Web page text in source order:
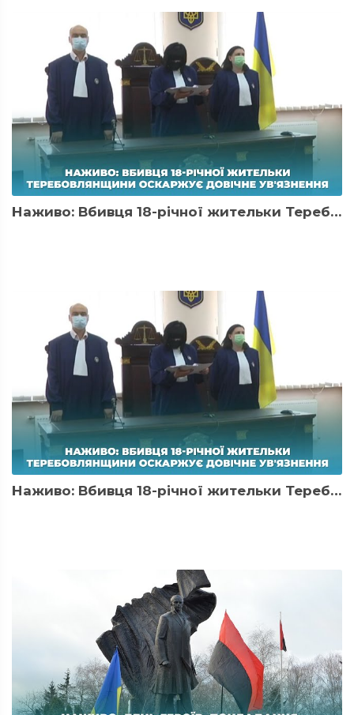
Наживо: Вбивця 18-річної жительки Теребовлянщини оскаржує довічне ув'язнення
Наживо: Вбивця 18-річної жительки Теребовлянщини оскаржує довічне ув'язнення